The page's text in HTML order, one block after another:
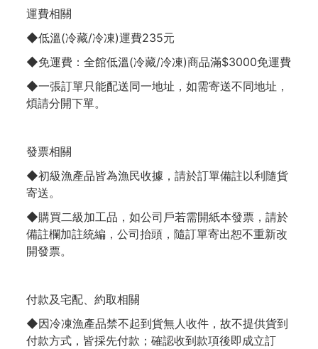
運費相關
◆低溫(冷藏/冷凍)運費235元
◆免運費：全館低溫(冷藏/冷凍)商品滿$3000免運費
◆一張訂單只能配送同一地址，如需寄送不同地址，
煩請分開下單。
發票相關
◆初級漁產品皆為漁民收據，請於訂單備註以利隨貨
寄送。
◆購買二級加工品，如公司戶若需開紙本發票，請於
備註欄加註統編，公司抬頭，隨訂單寄出恕不重新改
開發票。
付款及宅配、約取相關
◆因冷凍漁產品禁不起到貨無人收件，故不提供貨到
付款方式，皆採先付款；確認收到款項後即成立訂